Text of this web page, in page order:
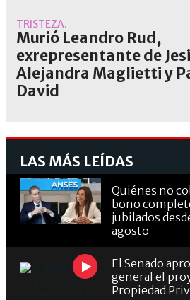
TRISTEZA.
Murió Leandro Rud,
exrepresentante de
Alejandra Maglietti y
David
LAS MÁS LEÍDAS
Quiénes no
bono
jubilados
agosto
El Senado
general el
Propiedad